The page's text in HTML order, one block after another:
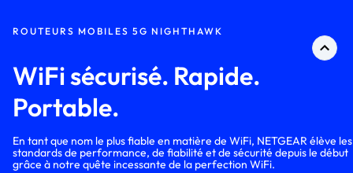
ROUTEURS MOBILES 5G NIGHTHAWK
WiFi sécurisé. Rapide.
Portable.
En tant que nom le plus fiable en matière de WiFi, NETGEAR élève les
standards de performance, de fiabilité et de sécurité depuis le début
grâce à notre quête incessante de la perfection WiFi.